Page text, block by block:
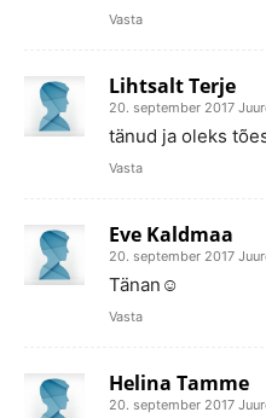
Vasta
Lihtsalt Terje
20. september 2017
tänud ja oleks
Vasta
Eve Kaldmaa
20. september 2017
Tänan☺
Vasta
Helina Tamme
20. september 2017